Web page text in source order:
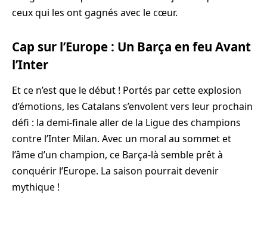
ceux qui les ont gagnés avec le cœur.
Cap sur l’Europe : Un Barça en feu Avant
l’Inter
Et ce n’est que le début ! Portés par cette explosion
d’émotions, les Catalans s’envolent vers leur prochain
défi : la demi-finale aller de la Ligue des champions
contre l’Inter Milan. Avec un moral au sommet et
l’âme d’un champion, ce Barça-là semble prêt à
conquérir l’Europe. La saison pourrait devenir
mythique !